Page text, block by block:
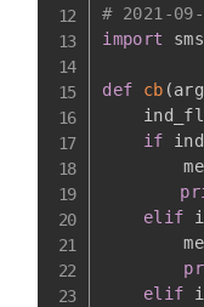
# 2021-09-
import
sms
def cb (
if
elif
elif